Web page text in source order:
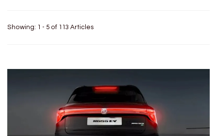
Showing: 1 - 5 of 113 Articles